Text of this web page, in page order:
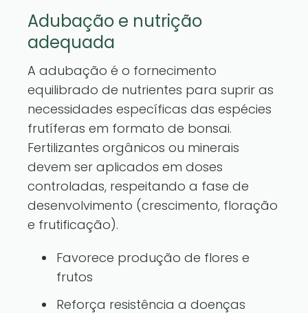
Adubação e nutrição
adequada
A adubação é o fornecimento
equilibrado de nutrientes para suprir as
necessidades específicas das espécies
frutíferas em formato de bonsai.
Fertilizantes orgânicos ou minerais
devem ser aplicados em doses
controladas, respeitando a fase de
desenvolvimento (crescimento, floração
e frutificação).
Favorece produção de flores e
frutos
Reforça resistência a doenças